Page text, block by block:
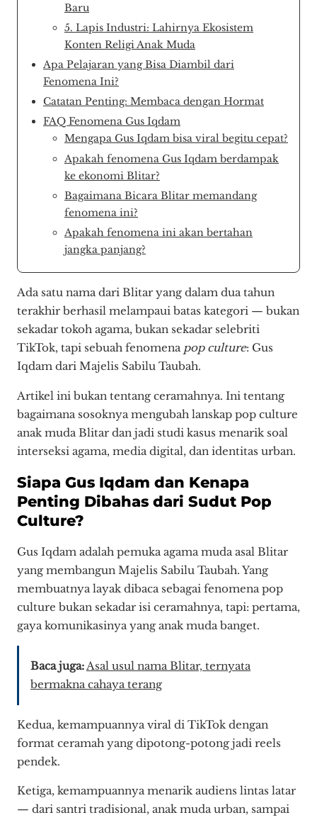
Baru
5. Lapis Industri: Lahirnya Ekosistem
Konten Religi Anak Muda
Apa Pelajaran yang Bisa Diambil dari
Fenomena Ini?
Catatan Penting: Membaca dengan Hormat
FAQ Fenomena Gus Iqdam
Mengapa Gus Iqdam bisa viral begitu cepat?
Apakah fenomena Gus Iqdam berdampak
ke ekonomi Blitar?
Bagaimana Bicara Blitar memandang
fenomena ini?
Apakah fenomena ini akan bertahan
jangka panjang?
Ada satu nama dari Blitar yang dalam dua tahun
terakhir berhasil melampaui batas kategori — bukan
sekadar tokoh agama, bukan sekadar selebriti
TikTok, tapi sebuah fenomena pop culture: Gus
Iqdam dari Majelis Sabilu Taubah.
Artikel ini bukan tentang ceramahnya. Ini tentang
bagaimana sosoknya mengubah lanskap pop culture
anak muda Blitar dan jadi studi kasus menarik soal
interseksi agama, media digital, dan identitas urban.
Siapa Gus Iqdam dan Kenapa
Penting Dibahas dari Sudut Pop
Culture?
Gus Iqdam adalah pemuka agama muda asal Blitar
yang membangun Majelis Sabilu Taubah. Yang
membuatnya layak dibaca sebagai fenomena pop
culture bukan sekadar isi ceramahnya, tapi: pertama,
gaya komunikasinya yang anak muda banget.
Baca juga:Asal usul nama Blitar, ternyata
bermakna cahaya terang
Kedua, kemampuannya viral di TikTok dengan
format ceramah yang dipotong-potong jadi reels
pendek.
Ketiga, kemampuannya menarik audiens lintas latar
— dari santri tradisional, anak muda urban, sampai